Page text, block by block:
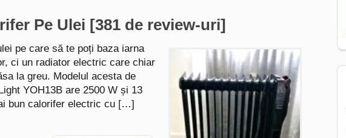
Pe Ulei [381 de review-uri]
pe care să te poți baza iarna
ci un radiator electric care chiar
la greu. Modelul acesta de
YOH13B are 2500 W și 13
bun calorifer electric cu […]